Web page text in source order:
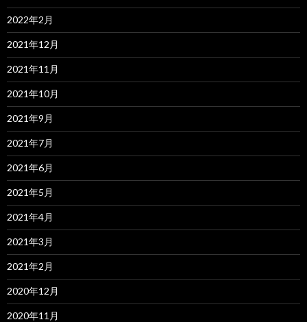
2022年2月
2021年12月
2021年11月
2021年10月
2021年9月
2021年7月
2021年6月
2021年5月
2021年4月
2021年3月
2021年2月
2020年12月
2020年11月